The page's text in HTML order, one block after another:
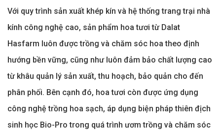
Với quy trình sản xuất khép kín và hệ thống trang trại nhà
kính công nghệ cao, sản phẩm hoa tươi từ Dalat
Hasfarm luôn được trồng và chăm sóc hoa theo định
hướng bền vững, cũng như luôn đảm bảo chất lượng cao
từ khâu quản lý sản xuất, thu hoạch, bảo quản cho đến
phân phối. Bên cạnh đó, hoa tươi còn được ứng dụng
công nghệ trồng hoa sạch, áp dụng biện pháp thiên địch
sinh học Bio-Pro trong quá trình ươm trồng và chăm sóc